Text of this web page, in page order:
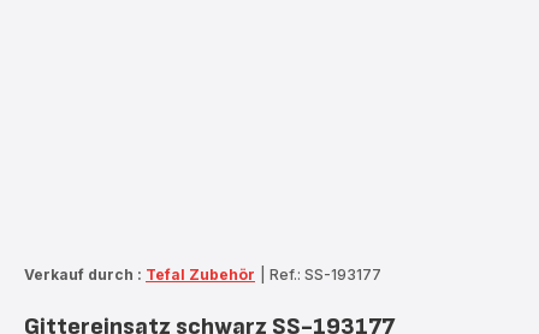
Verkauf durch : Tefal Zubehör Ref.: SS-193177
Gittereinsatz schwarz SS-193177